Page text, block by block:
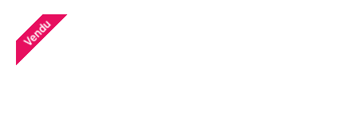
Vendu